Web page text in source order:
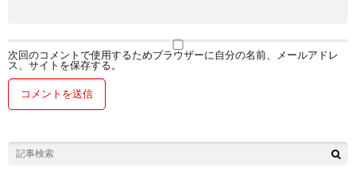
次回のコメントで使用するためブラウザーに自分の名前、メールアドレ
ス、サイトを保存する。